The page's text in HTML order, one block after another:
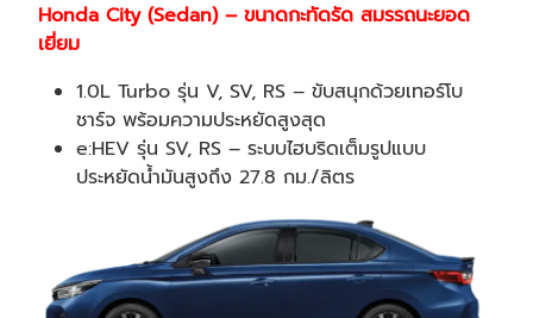
Honda City (Sedan) – ขนาดกะทัดรัด สมรรถนะยอด
เยี่ยม
1.0L Turbo รุ่น V, SV, RS – ขับสนุกด้วยเทอร์โบ
ชาร์จ พร้อมความประหยัดสูงสุด
e:HEV รุ่น SV, RS – ระบบไฮบริดเต็มรูปแบบ
ประหยัดน้ำมันสูงถึง 27.8 กม./ลิตร